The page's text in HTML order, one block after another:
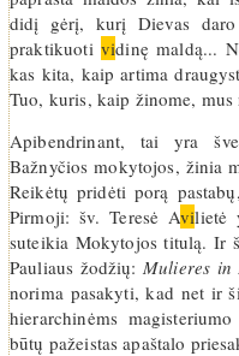
didį gėrį, kurį Dievas
praktikuoti vidinę maldą...
kas kita, kaip artima
Tuo, kuris, kaip žinome,
Apibendrinant, tai yra
Bažnyčios mokytojos, žinia
Reikėtų pridėti porą
Pirmoji: šv. Teresė Avilietė
suteikia Mokytojos titulą. Ir
Pauliaus žodžių: Mulieres in
norima pasakyti, kad net ir
hierarchinėms
būtų pažeistas apaštalo